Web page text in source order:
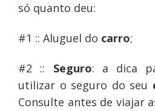
só quanto deu:
#1 :: Aluguel do carro;
#2 :: Seguro: a dica
utilizar o seguro do seu
Consulte antes de viajar